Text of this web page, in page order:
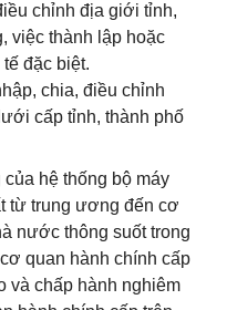
chỉnh địa giới tỉnh,
việc thành lập hoặc
đặc biệt.
chia, điều chỉnh
cấp tỉnh, thành phố
hệ thống bộ máy
từ trung ương đến cơ
nước thông suốt trong
quan hành chính cấp
và chấp hành nghiêm